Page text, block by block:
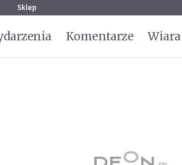
Sklep
Komentarze Wiara